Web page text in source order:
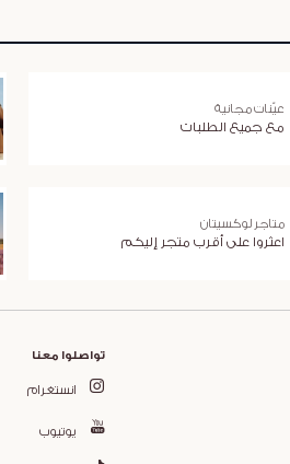
عيّنات مجانية
مع جميع الطلبات
متاجر لوكسيتان
اعثروا على أقرب متجر إليكم
تواصلوا معنا
انستغرام
يوتيوب